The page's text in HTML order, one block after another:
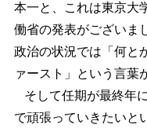
本一と、これは東京大
働省の発表がございま
政治の状況では「何と
ァースト」という言葉
そして任期が最終年
で頑張っていきたいと